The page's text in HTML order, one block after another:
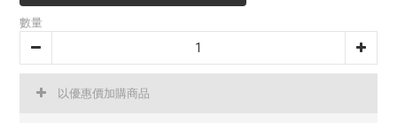
數量
以優惠價加購商品